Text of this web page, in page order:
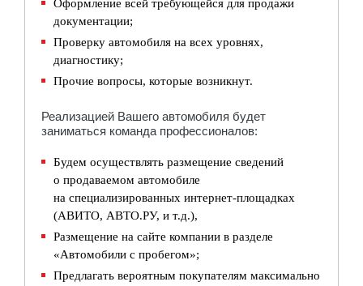
Оформление всей требующейся для продажи
документации;
Проверку автомобиля на всех уровнях,
диагностику;
Прочие вопросы, которые возникнут.
Реализацией Вашего автомобиля будет
заниматься команда профессионалов:
Будем осуществлять размещение сведений
о продаваемом автомобиле
на специализированных интернет-площадках
(АВИТО, АВТО.РУ, и т.д.),
Размещение на сайте компании в разделе
«Автомобили с пробегом»;
Предлагать вероятным покупателям максимально